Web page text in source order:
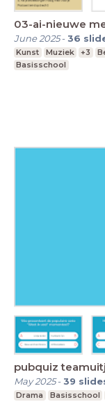
03-ai-nieuwe
June 2025-36
Kunst Muziek +3
Basisschool
pubquiz
May 2025-39
Drama Basisschool